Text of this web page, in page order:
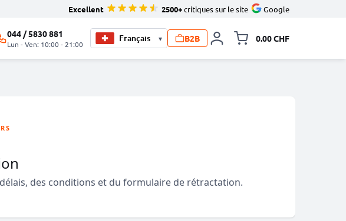
Excellent 2500+critiques sur le site Google
044 / 5830 881
Lun - Ven: 10:00 - 21:00
▾ B2B 0.00 CHF
des conditions et du formulaire de rétractation.